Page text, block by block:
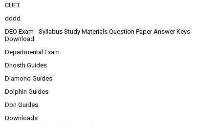
CUET
dddd
DEO Exam - Syllabus Study Materials Question Paper Answer Keys
Download
Departmental Exam
Dhosth Guides
Diamond Guides
Dolphin Guides
Don Guides
Downloads